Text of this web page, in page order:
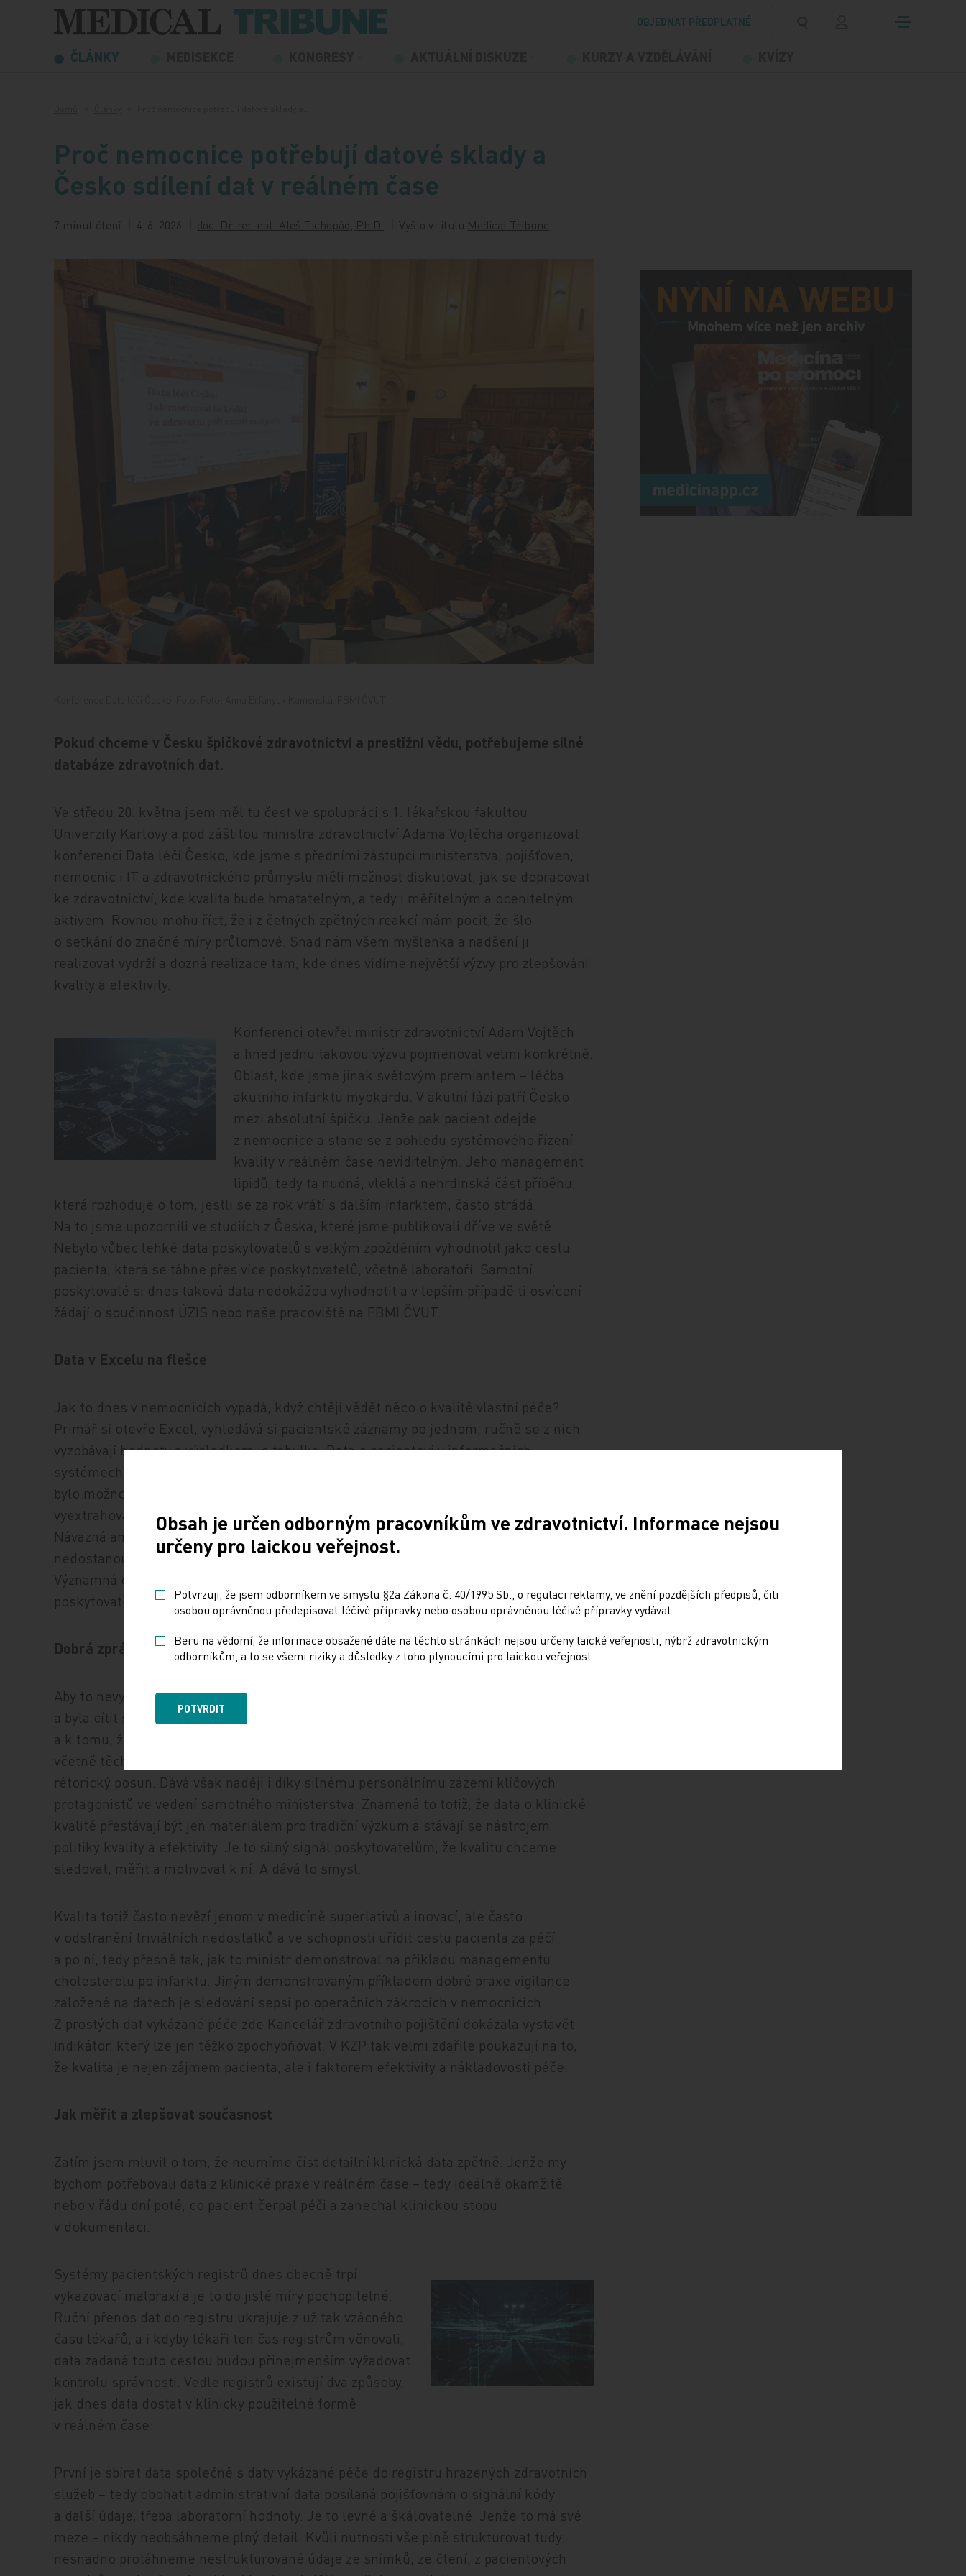
Přeskočit na obsah
OBJEDNAT PŘEDPLATNÉ
ČLÁNKY
Proč nemocnice potřebují datové sklady a
Česko sdílení dat v reálném čase
7 minut čtení 4. 6. 2026 doc. Dr. rer. nat. Aleš Tichopád, Ph.D. Vyšlo v titulu Medical Tribune
Pokud chceme v Česku špičkové zdravotnictví a prestižní vědu, potřebujeme silné
databáze zdravotních dat.
Ve středu 20. května jsem měl tu čest ve spolupráci s 1. lékařskou fakultou
Univerzity Karlovy a pod záštitou ministra zdravotnictví Adama Vojtěcha organizovat
konferenci Data léčí Česko, kde jsme s předními zástupci ministerstva, pojišťoven,
nemocnic i IT a zdravotnického průmyslu měli možnost diskutovat, jak se dopracovat
ke zdravotnictví, kde kvalita bude hmatatelným, a tedy i měřitelným a ocenitelným
aktivem. Rovnou mohu říct, že i z četných zpětných reakcí mám pocit, že šlo
o setkání do značné míry průlomové. Snad nám všem myšlenka a nadšení ji
realizovat vydrží a dozná realizace tam, kde dnes vidíme největší výzvy pro zlepšováni
kvality a efektivity.
Konferenci otevřel ministr zdravotnictví Adam Vojtěch
a hned jednu takovou výzvu pojmenoval velmi konkrétně.
Oblast, kde jsme jinak světovým premiantem – léčba
akutního infarktu myokardu. V akutní fázi patří Česko
mezi absolutní špičku. Jenže pak pacient odejde
z nemocnice a stane se z pohledu systémového řízení
kvality v reálném čase neviditelným. Jeho management
lipidů, tedy ta nudná, vleklá a nehrdinská část příběhu,
která rozhoduje o tom, jestli se za rok vrátí s dalším infarktem, často strádá.
Na to jsme upozornili ve studiích z Česka, které jsme publikovali dříve ve světě.
Nebylo vůbec lehké data poskytovatelů s velkým zpožděním vyhodnotit jako cestu
pacienta, která se táhne přes více poskytovatelů, včetně laboratoří. Samotní
poskytovalé si dnes taková data nedokážou vyhodnotit a v lepším případě ti osvícení
žádají o součinnost ÚZIS nebo naše pracoviště na FBMI ČVUT.
Data v Excelu na flešce
Jak to dnes v nemocnicích vypadá, když chtějí vědět něco o kvalitě vlastní péče?
Primář si otevře Excel, vyhledává si pacientské záznamy po jednom, ručně se z nich
vyzobávají hodnoty a výsledkem je tabulka. Data o pacientovi v informačních
systémech totiž dnes nejsou relačně navázána na pacientský identifikátor tak, aby
bylo možno je analyzovat jako spolu související údaje. Musejí se dodatečně
vyextrahovat a propojit podle výběrových kritérií daných záměrem samotné analýzy.
Návazná ambulantní péče na jiném pracovišti a klíčové hodnoty se tam tak zcela jistě
nedostanou, zachytí se jen malá výseč celkové trajektorie a je to velice pracné.
Významná chronická onemocnění s přesahem se tak stávají pro jednotlivé
poskytovatele neviditelnými.
Dobrá zpráva z pléna
Aby to nevyznělo jako obvyklé lamentování: na konferenci zaznělo hodně slibného
a byla cítit shoda. Zástupci pojišťoven se jasně přihlásili ke kvalitě, k jejímu měření
a k tomu, že se mu chtějí intenzivně věnovat při formování platebních mechanismů,
včetně těch na úrovni úhradové vyhlášky. To je znatelný, i když zatím převážně
rétorický posun. Dává však naději i díky silnému personálnímu zázemí klíčových
protagonistů ve vedení samotného ministerstva. Znamená to totiž, že data o klinické
kvalitě přestávají být jen materiálem pro tradiční výzkum a stávají se nástrojem
politiky kvality a efektivity. Je to silný signál poskytovatelům, že kvalitu chceme
sledovat, měřit a motivovat k ní. A dává to smysl.
Kvalita totiž často nevězí jenom v medicíně superlativů a inovací, ale často
v odstranění triviálních nedostatků a ve schopnosti uřídit cestu pacienta za péčí
a po ní, tedy přesně tak, jak to ministr demonstroval na přikladu managementu
cholesterolu po infarktu. Jiným demonstrovaným příkladem dobré praxe vigilance
založené na datech je sledování sepsí po operačních zákrocích v nemocnicích.
Z prostých dat vykázané péče zde Kancelář zdravotního pojištění dokázala vystavět
indikátor, který lze jen těžko zpochybňovat. V KZP tak velmi zdařile poukazují na to,
že kvalita je nejen zájmem pacienta, ale i faktorem efektivity a nákladovosti péče.
Jak měřit a zlepšovat současnost
Zatím jsem mluvil o tom, že neumíme číst detailní klinická data zpětně. Jenže my
bychom potřebovali data z klinické praxe v reálném čase – tedy ideálně okamžitě
nebo v řádu dní poté, co pacient čerpal péči a zanechal klinickou stopu
v dokumentaci.
Systémy pacientských registrů dnes obecně trpí
vykazovací malpraxí a je to do jisté míry pochopitelné.
Ruční přenos dat do registru ukrajuje z už tak vzácného
času lékařů, a i kdyby lékaři ten čas registrům věnovali,
data zadaná touto cestou budou přinejmenším vyžadovat
kontrolu správnosti. Vedle registrů existují dva způsoby,
jak dnes data dostat v klinicky použitelné formě
v reálném čase:
První je sbírat data společně s daty vykázané péče do registru hrazených zdravotních
služeb – tedy obohatit administrativní data posílaná pojišťovnám o signální kódy
a další údaje, třeba laboratorní hodnoty. Je to levné a škálovatelné. Jenže to má své
meze – nikdy neobsáhneme plný detail. Kvůli nutnosti vše plně strukturovat tudy
nesnadno protáhneme nestrukturované údaje ze snímků, ze čtení, z pacientových
Obsah je určen odborným pracovníkům ve zdravotnictví. Informace nejsou
určeny pro laickou veřejnost.
Potvrzuji, že jsem odborníkem ve smyslu §2a Zákona č. 40/1995 Sb., o regulaci reklamy, ve znění pozdějších předpisů, čili
osobou oprávněnou předepisovat léčivé přípravky nebo osobou oprávněnou léčivé přípravky vydávat.
Beru na vědomí, že informace obsažené dále na těchto stránkách nejsou určeny laické veřejnosti, nýbrž zdravotnickým
odborníkům, a to se všemi riziky a důsledky z toho plynoucími pro laickou veřejnost.
POTVRDIT